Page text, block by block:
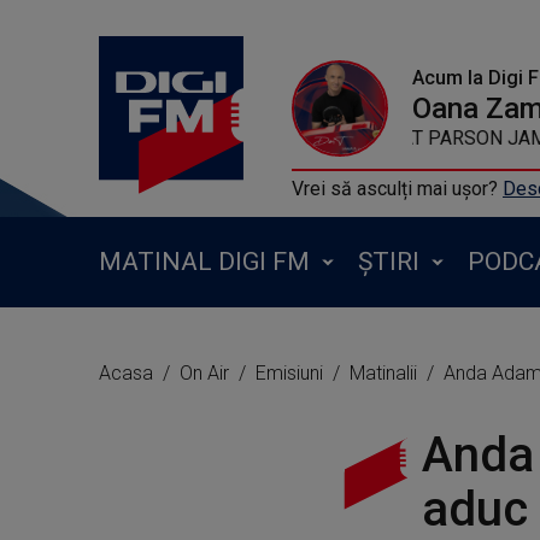
Acum la Digi
Oana
KYGO FEAT
Vrei să asculți mai ușor?
MATINAL DIGI FM ȘTIRI
Acasa On Air Emisiuni Matinalii Anda